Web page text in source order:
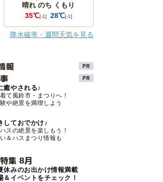
晴れ のち くもり
35℃[-1] 28℃[-1]
降水確率・週間天気を見る
報
癒やされる♪
て風鈴市・まつりへ！
や絶景を満喫しよう
しておでかけ♪
スの絶景を楽しもう！
＆ハスまつり情報も
集 8月
休みのお出かけ情報満載
＆イベントをチェック！